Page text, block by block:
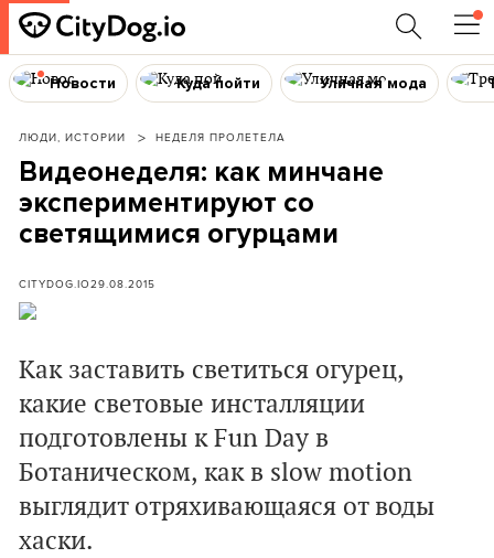
Новости Куда пойти Уличная мода
ЛЮДИ, ИСТОРИИ НЕДЕЛЯ ПРОЛЕТЕЛА
Видеонеделя: как минчане
экспериментируют со
светящимися огурцами
CITYDOG.IO29.08.2015
Как заставить светиться огурец,
какие световые инсталляции
подготовлены к Fun Day в
Ботаническом, как в slow motion
выглядит отряхивающаяся от воды
хаски.